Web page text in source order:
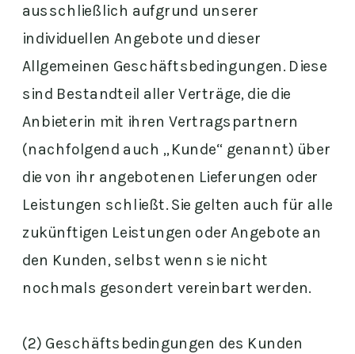
ausschließlich aufgrund unserer
individuellen Angebote und dieser
Allgemeinen Geschäftsbedingungen. Diese
sind Bestandteil aller Verträge, die die
Anbieterin mit ihren Vertragspartnern
(nachfolgend auch „Kunde“ genannt) über
die von ihr angebotenen Lieferungen oder
Leistungen schließt. Sie gelten auch für alle
zukünftigen Leistungen oder Angebote an
den Kunden, selbst wenn sie nicht
nochmals gesondert vereinbart werden.
(2) Geschäftsbedingungen des Kunden